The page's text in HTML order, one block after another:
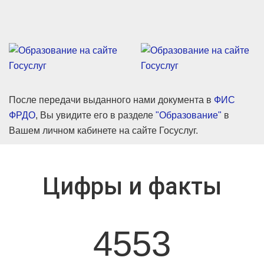
После передачи выданного нами документа в ФИС
ФРДО, Вы увидите его в разделе "Образование" в
Вашем личном кабинете на сайте Госуслуг.
Цифры и факты
4553